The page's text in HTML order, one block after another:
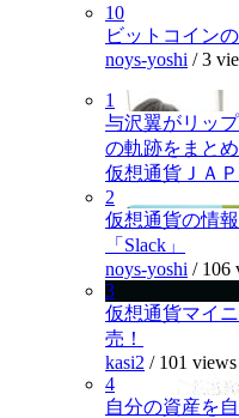
10
ビットコイン
noys-yoshi /3
1
与沢翼がリッ
の軌跡をまと
仮想通貨ＪＡ
2
仮想通貨の情
「Slack」
noys-yoshi / 106
3
仮想通貨マイ
売！
kasi2 / 101 views
4
自分の資産を